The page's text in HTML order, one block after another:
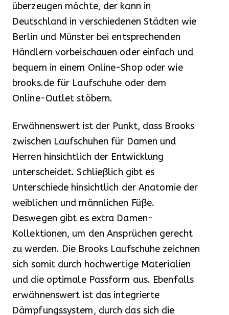
überzeugen möchte, der kann in
Deutschland in verschiedenen Städten wie
Berlin und Münster bei entsprechenden
Händlern vorbeischauen oder einfach und
bequem in einem Online-Shop oder wie
brooks.de für Laufschuhe oder dem
Online-Outlet stöbern.
Erwähnenswert ist der Punkt, dass Brooks
zwischen Laufschuhen für Damen und
Herren hinsichtlich der Entwicklung
unterscheidet. Schließlich gibt es
Unterschiede hinsichtlich der Anatomie der
weiblichen und männlichen Füße.
Deswegen gibt es extra Damen-
Kollektionen, um den Ansprüchen gerecht
zu werden. Die Brooks Laufschuhe zeichnen
sich somit durch hochwertige Materialien
und die optimale Passform aus. Ebenfalls
erwähnenswert ist das integrierte
Dämpfungssystem, durch das sich die